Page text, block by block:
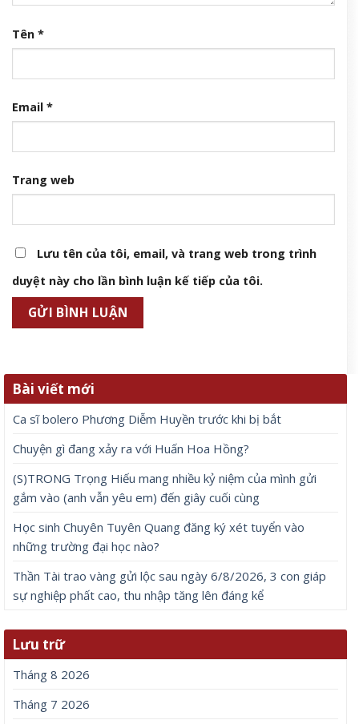
Tên *
Email *
Trang web
Lưu tên của tôi, email, và trang web trong trình
duyệt này cho lần bình luận kế tiếp của tôi.
Bài viết mới
Ca sĩ bolero Phương Diễm Huyền trước khi bị bắt
Chuyện gì đang xảy ra với Huấn Hoa Hồng?
(S)TRONG Trọng Hiếu mang nhiều kỷ niệm của mình gửi
gắm vào (anh vẫn yêu em) đến giây cuối cùng
Học sinh Chuyên Tuyên Quang đăng ký xét tuyển vào
những trường đại học nào?
Thần Tài trao vàng gửi lộc sau ngày 6/8/2026, 3 con giáp
sự nghiệp phất cao, thu nhập tăng lên đáng kể
Lưu trữ
Tháng 8 2026
Tháng 7 2026